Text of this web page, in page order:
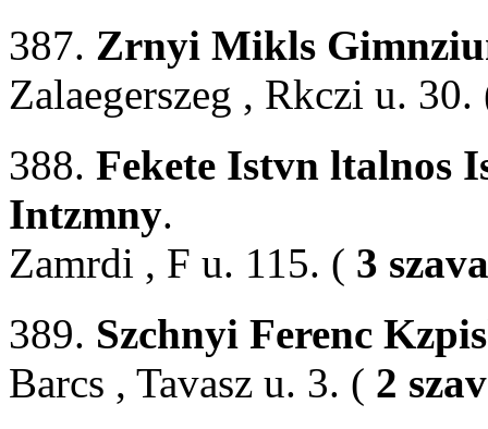
387. Zrnyi Mikls
Zalaegerszeg , Rkczi u.
388. Fekete Istvn ltalnos
Intzmny.
Zamrdi , F u. 115. ( 3
389. Szchnyi Ferenc
Barcs , Tavasz u. 3. ( 2